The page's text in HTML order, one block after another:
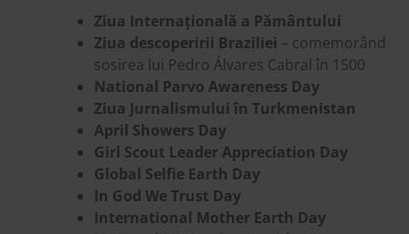
Ziua Internațională a Pământului
Ziua descoperirii Braziliei – comemorând
sosirea lui Pedro Álvares Cabral în 1500
National Parvo Awareness Day
Ziua Jurnalismului în Turkmenistan
April Showers Day
Girl Scout Leader Appreciation Day
Global Selfie Earth Day
In God We Trust Day
International Mother Earth Day